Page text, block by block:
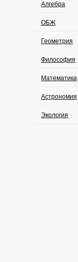
Алгебра
ОБЖ
Геометрия
Философия
Математика
Астрономия
Экология